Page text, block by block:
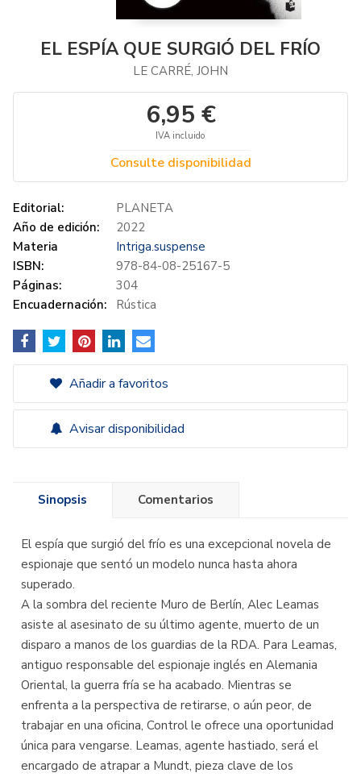
EL ESPÍA QUE SURGIÓ DEL FRÍO
LE CARRÉ, JOHN
6,95 €
IVA incluido
Consulte disponibilidad
Editorial:
PLANETA
Año de edición:
2022
Materia
Intriga.suspense
ISBN:
978-84-08-25167-5
Páginas:
304
Encuadernación:
Rústica
Añadir a favoritos
Avisar disponibilidad
Sinopsis Comentarios
El espía que surgió del frío es una excepcional novela de
espionaje que sentó un modelo nunca hasta ahora
superado.
A la sombra del reciente Muro de Berlín, Alec Leamas
asiste al asesinato de su último agente, muerto de un
disparo a manos de los guardias de la RDA. Para Leamas,
antiguo responsable del espionaje inglés en Alemania
Oriental, la guerra fría se ha acabado. Mientras se
enfrenta a la perspectiva de retirarse, o aún peor, de
trabajar en una oficina, Control le ofrece una oportunidad
única para vengarse. Leamas, agente hastiado, será el
encargado de atrapar a Mundt, pieza clave de los